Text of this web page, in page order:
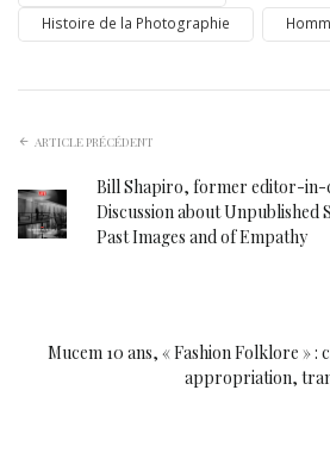
Histoire de la Photographie
ARTICLE PRÉCÉDENT
Bill Shapiro, former editor-in-
Discussion about Unpublished
Past Images and of Empathy
Mucem 10 ans, « Fashion Folklore » :
appropriation,